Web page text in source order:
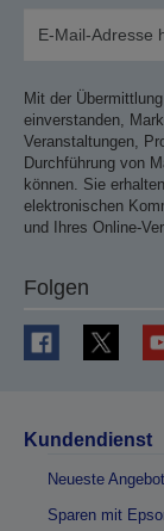
Mit der
einverstanden,
Veranstaltungen,
Durchführung von
können. Sie
elektronischen
und Ihres Online-
Folgen
Kundendienst
Neueste
Sparen mit